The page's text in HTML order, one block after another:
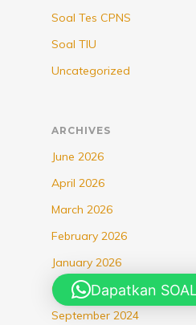
Soal Tes CPNS
Soal TIU
Uncategorized
ARCHIVES
June 2026
April 2026
March 2026
February 2026
January 2026
October 2025
September 2024
Dapatkan